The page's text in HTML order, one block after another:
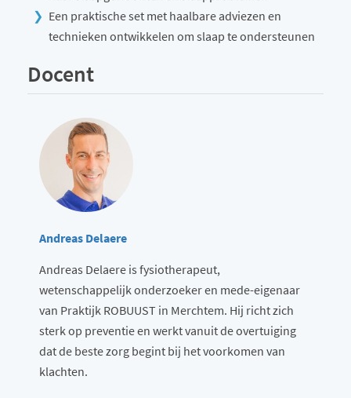
Een praktische set met haalbare adviezen en
technieken ontwikkelen om slaap te ondersteunen
Docent
Andreas Delaere
Andreas Delaere is fysiotherapeut,
wetenschappelijk onderzoeker en mede-eigenaar
van Praktijk ROBUUST in Merchtem. Hij richt zich
sterk op preventie en werkt vanuit de overtuiging
dat de beste zorg begint bij het voorkomen van
klachten.